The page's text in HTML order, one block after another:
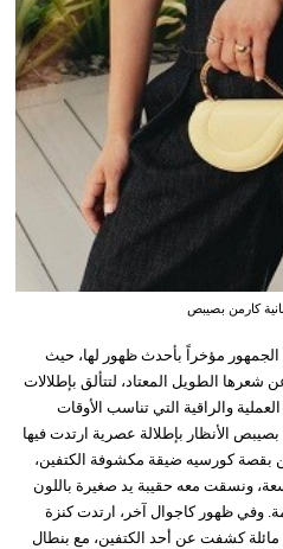
كارمن بصيبص
الجمهور مؤخراً بأحدث ظهور لها، حيث
الطويل المعتاد، لتتألق بإطلالات
والراقية التي تناسب الأوقات
الأنظار بإطلالة عصرية ارتدت فيها
بقصة كورسيه ضيقة مكشوفة الكتفين،
ونسقت معه حقيبة يد صغيرة باللون
وفي ظهور كاجوال آخر، ارتدت كنزة
مائلة كشفت عن أحد الكتفين، مع بنطال